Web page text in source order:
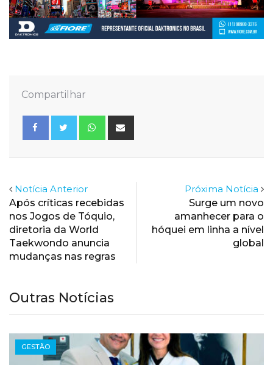
Compartilhar
Whatsapp
Notícia Anterior
Após críticas recebidas
nos Jogos de Tóquio,
diretoria da World
Taekwondo anuncia
mudanças nas regras
Próxima Notícia
Surge um novo
amanhecer para o
hóquei em linha a nível
global
Outras Notícias
GESTÃO